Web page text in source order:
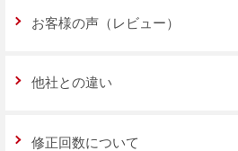
お客様の声（レビュー）
他社との違い
修正回数について